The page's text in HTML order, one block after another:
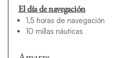
El día de navegación
1,5 horas de navegación
10 millas náuticas